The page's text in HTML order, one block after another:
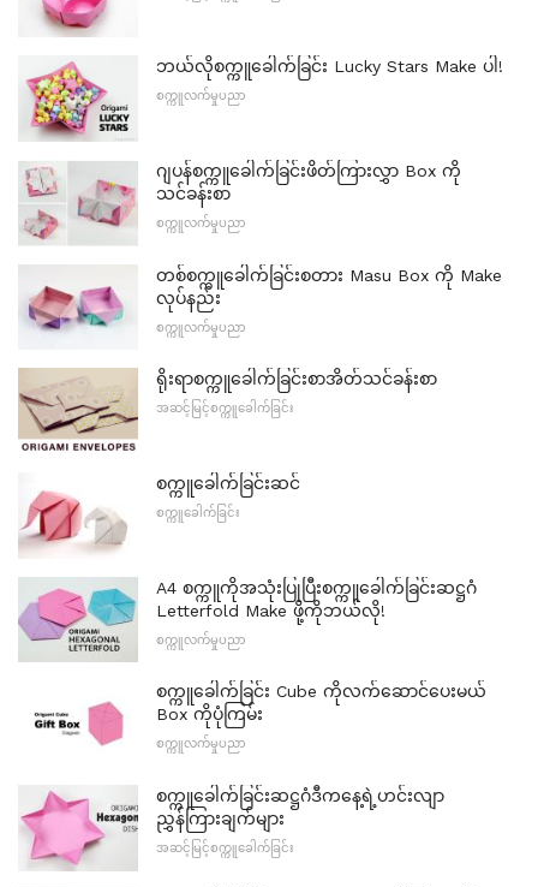
ဘယ်လိုစက္ကူခေါက်ခြင်း Lucky Stars Make ပါ!
စက္ကူလက်မှုပညာ
ဂျပန်စက္ကူခေါက်ခြင်းဖိတ်ကြားလွှာ Box ကို
သင်ခန်းစာ
စက္ကူလက်မှုပညာ
တစ်စက္ကူခေါက်ခြင်းစတား Masu Box ကို Make
လုပ်နည်း
စက္ကူလက်မှုပညာ
ရိုးရာစက္ကူခေါက်ခြင်းစာအိတ်သင်ခန်းစာ
အဆင့်မြင့်စက္ကူခေါက်ခြင်း
စက္ကူခေါက်ခြင်းဆင်
စက္ကူခေါက်ခြင်း
A4 စက္ကူကိုအသုံးပြုပြီးစက္ကူခေါက်ခြင်းဆဋ္ဌဂံ
Letterfold Make ဖို့ကိုဘယ်လို!
စက္ကူလက်မှုပညာ
စက္ကူခေါက်ခြင်း Cube ကိုလက်ဆောင်ပေးမယ်
Box ကိုပုံကြမ်း
စက္ကူလက်မှုပညာ
စက္ကူခေါက်ခြင်းဆဋ္ဌဂံဒီကနေ့ရဲ့ဟင်းလျာ
ညွှန်ကြားချက်များ
အဆင့်မြင့်စက္ကူခေါက်ခြင်း